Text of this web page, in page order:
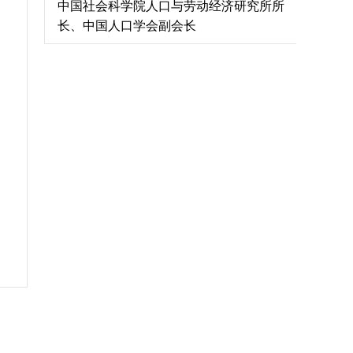
中国社会科学院人口与劳动经济研究所所
长、中国人口学会副会长